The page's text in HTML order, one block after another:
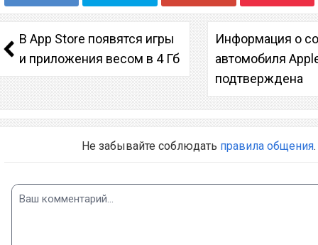
В App Store появятся игры
и приложения весом в 4 Гб
Информация о
автомобиля
подтверждена
Не забывайте соблюдать правила общения.